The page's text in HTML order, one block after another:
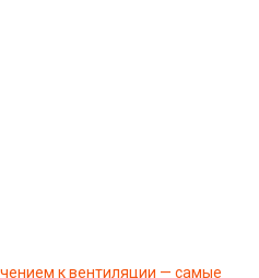
к вентиляции — самые